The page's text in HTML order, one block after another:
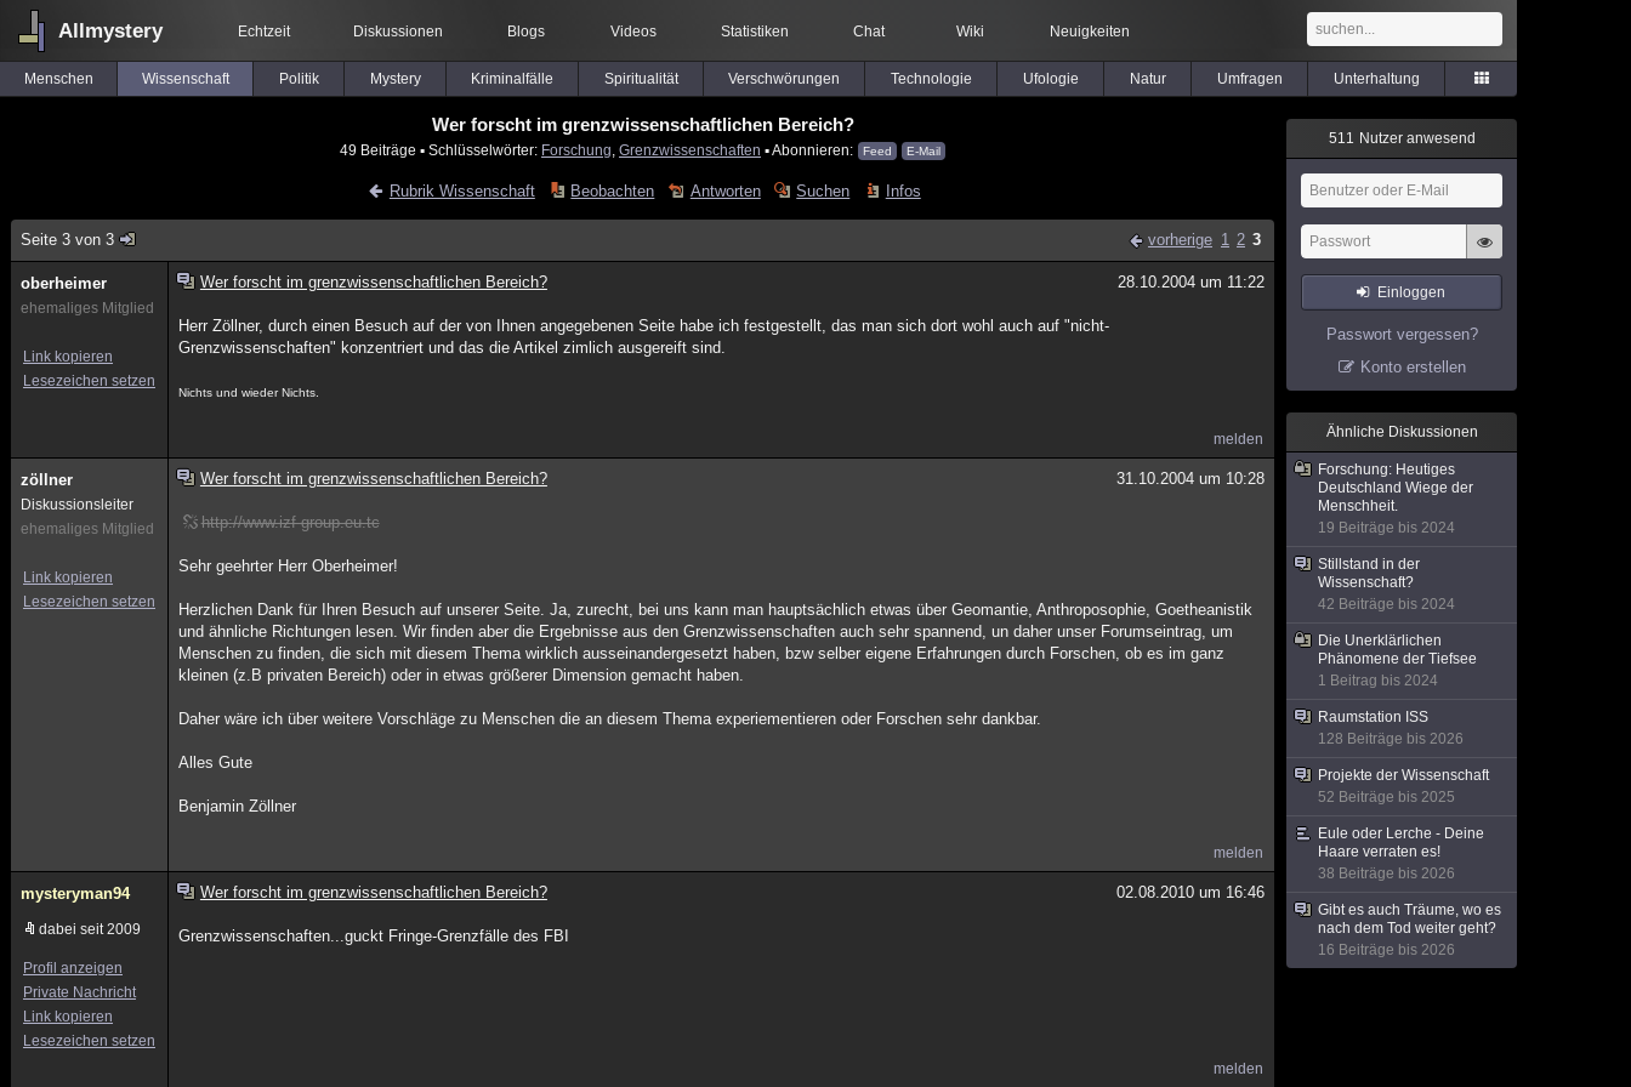
Allmystery Echtzeit Diskussionen Blogs Videos Statistiken Chat Wiki Neuigkeiten
Menschen Wissenschaft Politik Mystery Kriminalfälle Spiritualität Verschwörungen Technologie Ufologie Natur Umfragen Unterhaltung
Wer forscht im grenzwissenschaftlichen Bereich?
49 Beiträge ▪ Schlüsselwörter: Forschung Grenzwissenschaften ▪ Abonnieren: Feed E-Mail
Rubrik Wissenschaft Beobachten Antworten Suchen Infos
Seite 3 von 3 vorherige 1 2 3
oberheimer
ehemaliges Mitglied
Link kopieren
Lesezeichen setzen
Wer forscht im grenzwissenschaftlichen Bereich? 28.10.2004 um 11:22
Herr Zöllner, durch einen Besuch auf der von Ihnen angegebenen Seite habe ich festgestellt, das man sich dort wohl auch auf "nicht-
Grenzwissenschaften" konzentriert und das die Artikel zimlich ausgereift sind.
Nichts und wieder Nichts.
melden
zöllner
Diskussionsleiter
ehemaliges Mitglied
Link kopieren
Lesezeichen setzen
Wer forscht im grenzwissenschaftlichen Bereich? 31.10.2004 um 10:28
http://www.izf-group.eu.tc
Sehr geehrter Herr Oberheimer!
Herzlichen Dank für Ihren Besuch auf unserer Seite. Ja, zurecht, bei uns kann man hauptsächlich etwas über Geomantie, Anthroposophie, Goetheanistik
und ähnliche Richtungen lesen. Wir finden aber die Ergebnisse aus den Grenzwissenschaften auch sehr spannend, un daher unser Forumseintrag, um
Menschen zu finden, die sich mit diesem Thema wirklich ausseinandergesetzt haben, bzw selber eigene Erfahrungen durch Forschen, ob es im ganz
kleinen (z.B privaten Bereich) oder in etwas größerer Dimension gemacht haben.
Daher wäre ich über weitere Vorschläge zu Menschen die an diesem Thema experiementieren oder Forschen sehr dankbar.
Alles Gute
Benjamin Zöllner
melden
mysteryman94
dabei seit 2009
Profil anzeigen
Private Nachricht
Link kopieren
Lesezeichen setzen
Wer forscht im grenzwissenschaftlichen Bereich? 02.08.2010 um 16:46
Grenzwissenschaften...guckt Fringe-Grenzfälle des FBI
melden
511 Nutzer anwesend
Einloggen
Passwort vergessen?
Konto erstellen
Ähnliche Diskussionen
Forschung: Heutiges
Deutschland Wiege der
Menschheit.
19 Beiträge bis 2024
Stillstand in der
Wissenschaft?
42 Beiträge bis 2024
Die Unerklärlichen
Phänomene der Tiefsee
1 Beitrag bis 2024
Raumstation ISS
128 Beiträge bis 2026
Projekte der Wissenschaft
52 Beiträge bis 2025
Eule oder Lerche - Deine
Haare verraten es!
38 Beiträge bis 2026
Gibt es auch Träume, wo es
nach dem Tod weiter geht?
16 Beiträge bis 2026